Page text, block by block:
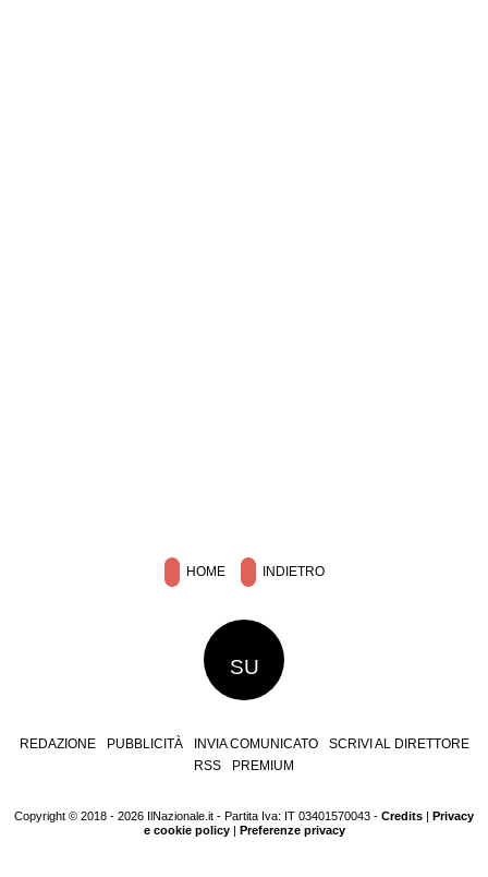
HOME INDIETRO
SU
REDAZIONE PUBBLICITÀ INVIA COMUNICATO
SCRIVI AL DIRETTORE
RSS
PREMIUM
Copyright © 2018 - 2026 IlNazionale.it - Partita Iva: IT 03401570043 - Credits | Privacy
e cookie policy| Preferenze privacy